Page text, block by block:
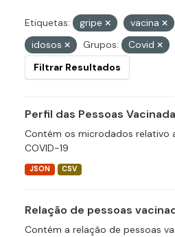
Etiquetas: gripe vacina
idosos
Grupos: Covid
Filtrar Resultados
Perfil das Pessoas
Contém os microdados relativo
COVID-19
JSON CSV
Relação de pessoas
Contém a relação de pessoas